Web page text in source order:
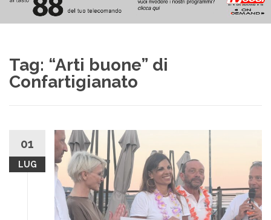
contenuto
Tag: “Arti buone” di
Confartigianato
01
LUG